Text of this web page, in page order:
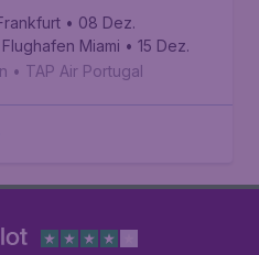
• 08 Dez.
Miami • 15 Dez.
• TAP Air Portugal